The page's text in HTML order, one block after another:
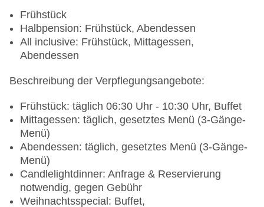
Frühstück
Halbpension: Frühstück, Abendessen
All inclusive: Frühstück, Mittagessen,
Abendessen
Beschreibung der Verpflegungsangebote:
Frühstück: täglich 06:30 Uhr - 10:30 Uhr, Buffet
Mittagessen: täglich, gesetztes Menü (3-Gänge-
Menü)
Abendessen: täglich, gesetztes Menü (3-Gänge-
Menü)
Candlelightdinner: Anfrage & Reservierung
notwendig, gegen Gebühr
Weihnachtsspecial: Buffet,